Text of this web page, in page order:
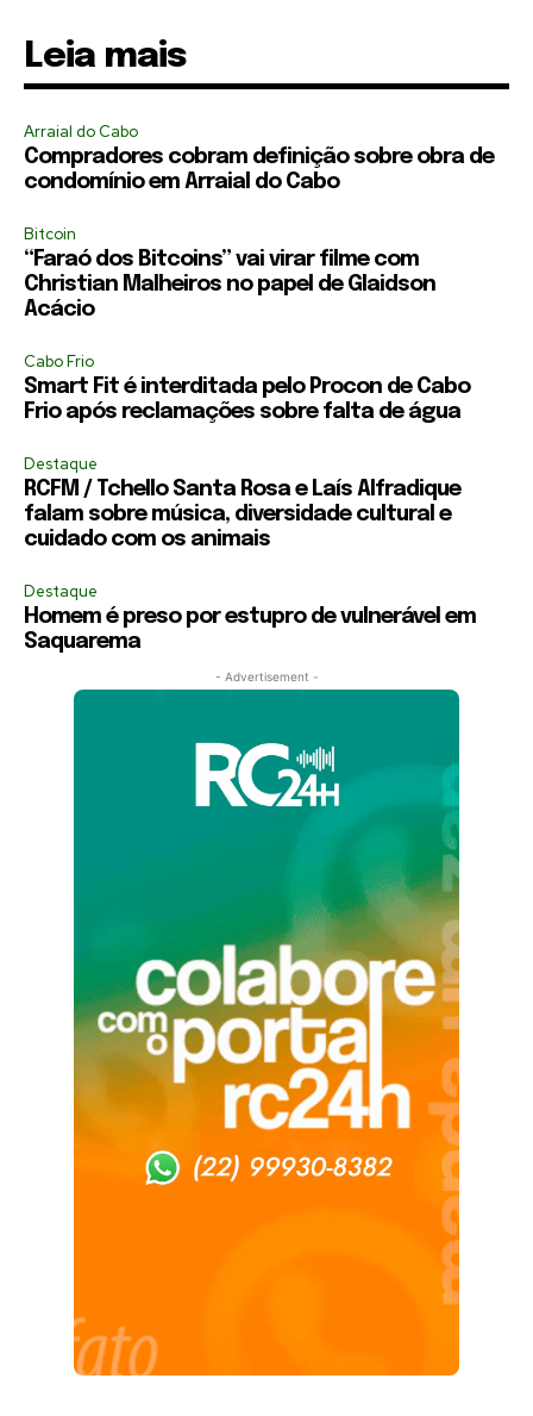
Leia mais
Arraial do Cabo
Compradores cobram definição sobre obra de
condomínio em Arraial do Cabo
Bitcoin
“Faraó dos Bitcoins” vai virar filme com
Christian Malheiros no papel de Glaidson
Acácio
Cabo Frio
Smart Fit é interditada pelo Procon de Cabo
Frio após reclamações sobre falta de água
Destaque
RCFM / Tchello Santa Rosa e Laís Alfradique
falam sobre música, diversidade cultural e
cuidado com os animais
Destaque
Homem é preso por estupro de vulnerável em
Saquarema
- Advertisement -